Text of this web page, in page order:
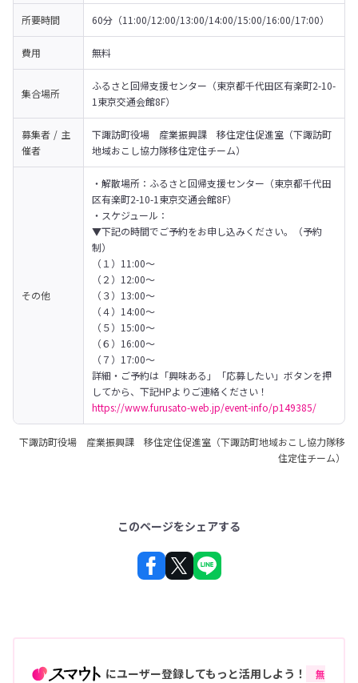
所要時間 60分（11:00/12:00/13:00/14:00/15:00/16:00/17:00）
費用 無料
集合場所
ふるさと回帰支援センター（東京都千代田区有楽町2-10-
1東京交通会館8F）
募集者 / 主
催者
下諏訪町役場　産業振興課　移住定住促進室（下諏訪町
地域おこし協力隊移住定住チーム）
その他
・解散場所：ふるさと回帰支援センター（東京都千代田
区有楽町2-10-1東京交通会館8F）
・スケジュール：
▼下記の時間でご予約をお申し込みください。（予約
制）
（１）11:00～
（２）12:00～
（３）13:00～
（４）14:00～
（５）15:00～
（６）16:00～
（７）17:00～
詳細・ご予約は「興味ある」「応募したい」ボタンを押
https://www.furusato-web.jp/event-info/p149385/
下諏訪町役場 産業振興課 移住定住促進室（下諏訪町地域おこし協力隊移
住定住チーム）
このページをシェアする
にユーザー登録してもっと活用しよう！
無